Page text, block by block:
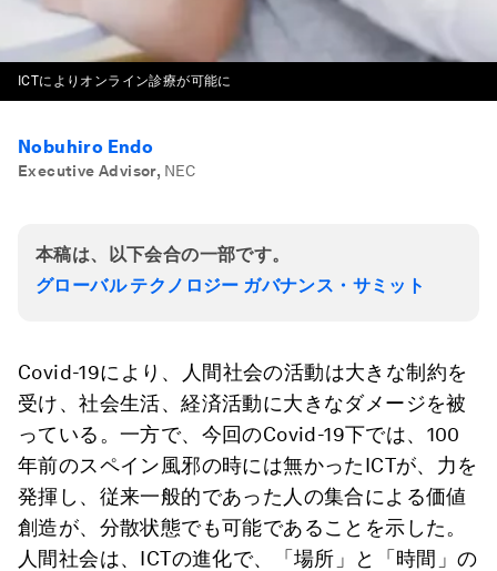
ICTによりオンライン診療が可能に
Nobuhiro Endo
Executive Advisor, NEC
本稿は、以下会合の一部です。
グローバル テクノロジー ガバナンス・サミット
Covid-19により、人間社会の活動は大きな制約を
受け、社会生活、経済活動に大きなダメージを被
っている。一方で、今回のCovid-19下では、100
年前のスペイン風邪の時には無かったICTが、力を
発揮し、従来一般的であった人の集合による価値
創造が、分散状態でも可能であることを示した。
人間社会は、ICTの進化で、「場所」と「時間」の